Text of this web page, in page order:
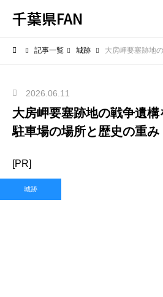
千葉県FAN
記事一覧 城跡 大房岬要塞跡地の戦争遺構
2026.06.11
大房岬要塞跡地の戦争遺構
駐車場の場所と歴史の重み
[PR]
城跡